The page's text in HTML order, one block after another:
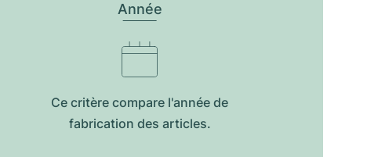
Année
Ce critère compare l'année de
fabrication des articles.